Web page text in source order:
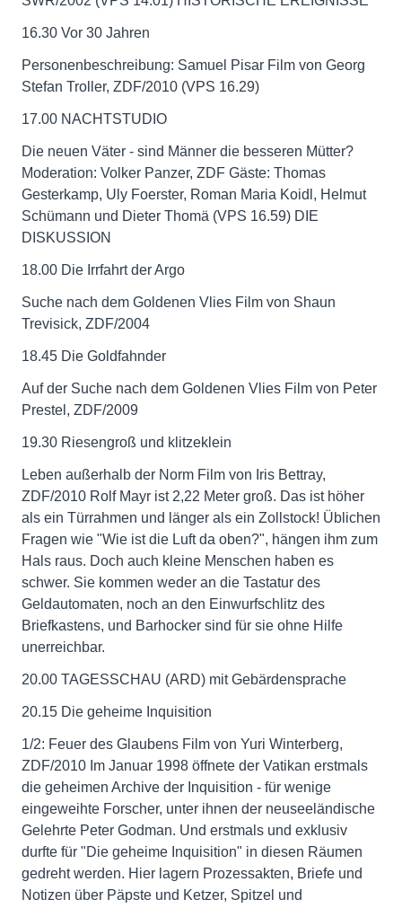
16.30 Vor 30 Jahren
Personenbeschreibung: Samuel Pisar Film von Georg
Stefan Troller, ZDF/2010 (VPS 16.29)
17.00 NACHTSTUDIO
Die neuen Väter - sind Männer die besseren Mütter?
Moderation: Volker Panzer, ZDF Gäste: Thomas
Gesterkamp, Uly Foerster, Roman Maria Koidl, Helmut
Schümann und Dieter Thomä (VPS 16.59) DIE
DISKUSSION
18.00 Die Irrfahrt der Argo
Suche nach dem Goldenen Vlies Film von Shaun
Trevisick, ZDF/2004
18.45 Die Goldfahnder
Auf der Suche nach dem Goldenen Vlies Film von Peter
Prestel, ZDF/2009
19.30 Riesengroß und klitzeklein
Leben außerhalb der Norm Film von Iris Bettray,
ZDF/2010 Rolf Mayr ist 2,22 Meter groß. Das ist höher
als ein Türrahmen und länger als ein Zollstock! Üblichen
Fragen wie "Wie ist die Luft da oben?", hängen ihm zum
Hals raus. Doch auch kleine Menschen haben es
schwer. Sie kommen weder an die Tastatur des
Geldautomaten, noch an den Einwurfschlitz des
Briefkastens, und Barhocker sind für sie ohne Hilfe
unerreichbar.
20.00 TAGESSCHAU (ARD) mit Gebärdensprache
20.15 Die geheime Inquisition
1/2: Feuer des Glaubens Film von Yuri Winterberg,
ZDF/2010 Im Januar 1998 öffnete der Vatikan erstmals
die geheimen Archive der Inquisition - für wenige
eingeweihte Forscher, unter ihnen der neuseeländische
Gelehrte Peter Godman. Und erstmals und exklusiv
durfte für "Die geheime Inquisition" in diesen Räumen
gedreht werden. Hier lagern Prozessakten, Briefe und
Notizen über Päpste und Ketzer, Spitzel und